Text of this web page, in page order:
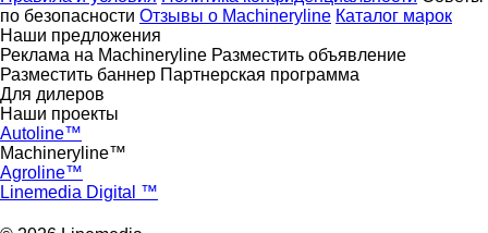
по безопасности Отзывы о Machineryline Каталог марок
Наши предложения
Реклама на Machineryline Разместить объявление
Разместить баннер Партнерская программа
Для дилеров
Наши проекты
Autoline™
Machineryline™
Agroline™
Linemedia Digital ™